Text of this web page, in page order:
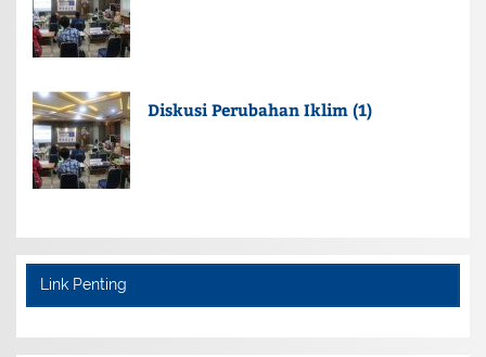
Diskusi Perubahan Iklim (1)
Link Penting